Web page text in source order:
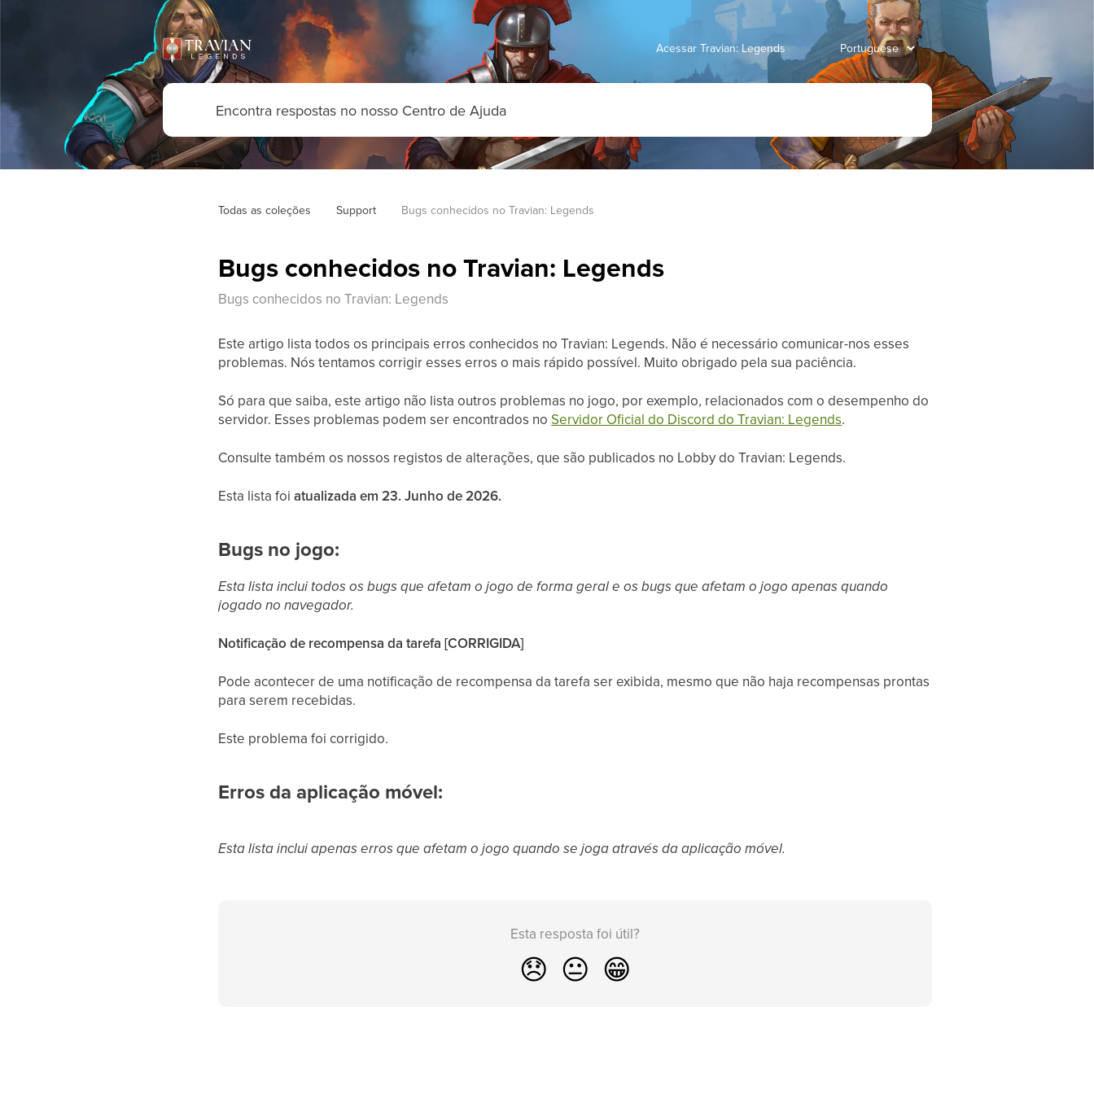
Acessar Travian: Legends
Todas as coleções Support Bugs conhecidos no Travian: Legends
Bugs conhecidos no Travian: Legends
Bugs conhecidos no Travian: Legends
Este artigo lista todos os principais erros conhecidos no Travian: Legends. Não é necessário comunicar-nos esses
problemas. Nós tentamos corrigir esses erros o mais rápido possível. Muito obrigado pela sua paciência.
Só para que saiba, este artigo não lista outros problemas no jogo, por exemplo, relacionados com o desempenho do
servidor. Esses problemas podem ser encontrados noServidor Oficial do Discord do Travian: Legends.
Consulte também os nossos registos de alterações, que são publicados no Lobby do Travian: Legends.
Esta lista foiatualizada em 23. Junho de 2026.
Bugs no jogo:
Esta lista inclui todos os bugs que afetam o jogo de forma geral e os bugs que afetam o jogo apenas quando
jogado no navegador.
Notificação de recompensa da tarefa [CORRIGIDA]
Pode acontecer de uma notificação de recompensa da tarefa ser exibida, mesmo que não haja recompensas prontas
para serem recebidas.
Este problema foi corrigido.
Erros da aplicação móvel:
Esta lista inclui apenas erros que afetam o jogo quando se joga através da aplicação móvel.
Esta resposta foi útil?
😞 😐 😁